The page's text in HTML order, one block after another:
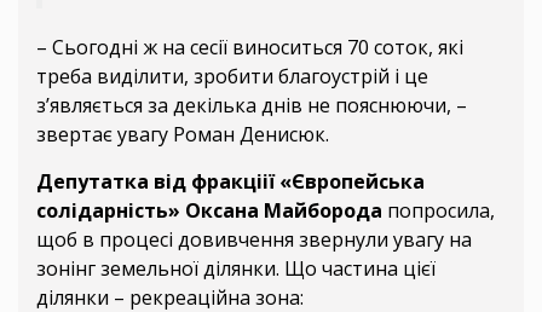
– Сьогодні ж на сесії виноситься 70 соток, які
треба виділити, зробити благоустрій і це
з’являється за декілька днів не пояснюючи, –
звертає увагу Роман Денисюк.
Депутатка від фракціії «Європейська
солідарність» Оксана Майборода попросила,
щоб в процесі довивчення звернули увагу на
зонінг земельної ділянки. Що частина цієї
ділянки – рекреаційна зона: